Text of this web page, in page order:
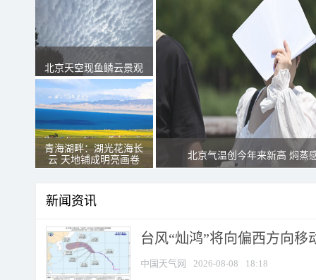
北京天空现鱼鳞云景观
青海湖畔：湖光花海长
云 天地铺成明亮画卷
北京气温创今年来新高 焖蒸
新闻资讯
台风“灿鸿”将向偏西方向移
中国天气网 2026-08-08 18:18